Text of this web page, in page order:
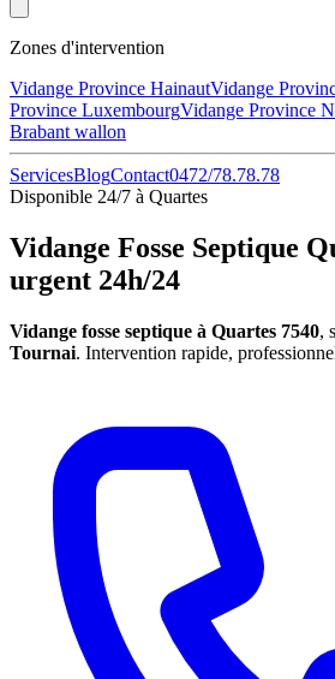
Zones d'intervention
Vidange Province HainautVidange
Province LuxembourgVidange Province
Brabant wallon
ServicesBlogContact0472/78.78.78
Disponible 24/7 à Quartes
Vidange Fosse Septique
urgent 24h/24
Vidange fosse septique à Quartes 7540,
Tournai. Intervention rapide,